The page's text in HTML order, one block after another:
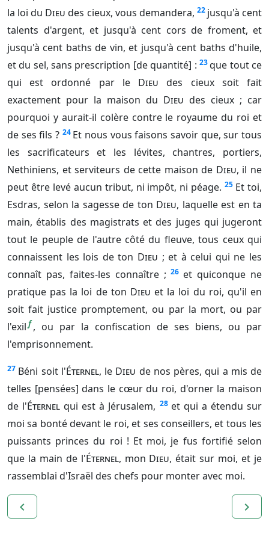
la loi du Dieu des cieux, vous demandera, 22 jusqu'à cent
talents d'argent, et jusqu'à cent cors de froment, et
jusqu'à cent baths de vin, et jusqu'à cent baths d'huile,
et du sel, sans prescription [de quantité] : 23que tout ce
qui est ordonné par le Dieu des cieux soit fait
exactement pour la maison du Dieu des cieux ; car
pourquoi y aurait-il colère contre le royaume du roi et
de ses fils ? 24 Et nous vous faisons savoir que, sur tous
les sacrificateurs et les lévites, chantres, portiers,
Nethiniens, et serviteurs de cette maison de Dieu, il ne
peut être levé aucun tribut, ni impôt, ni péage. 25 Et toi,
Esdras, selon la sagesse de ton Dieu, laquelle est en ta
main, établis des magistrats et des juges qui jugeront
tout le peuple de l'autre côté du fleuve, tous ceux qui
connaissent les lois de ton Dieu ; et à celui qui ne les
connaît pas, faites-les connaître ; 26 et quiconque ne
pratique pas la loi de ton Dieu et la loi du roi, qu'il en
soit fait justice promptement, ou par la mort, ou par
l'exil f , ou par la confiscation de ses biens, ou par
l'emprisonnement.
27 Béni soit l'Éternel, le Dieu de nos pères, qui a mis de
telles [pensées] dans le cœur du roi, d'orner la maison
de l'Éternel qui est à Jérusalem, 28 et qui a étendu sur
moi sa bonté devant le roi, et ses conseillers, et tous les
puissants princes du roi ! Et moi, je fus fortifié selon
que la main de l'Éternel, mon Dieu, était sur moi, et je
rassemblai d'Israël des chefs pour monter avec moi.
navigate_before navigate_next